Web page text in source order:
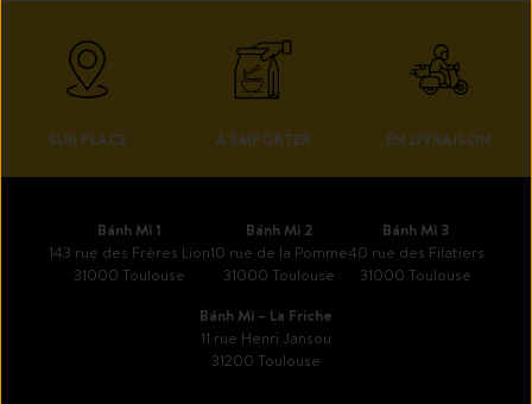
SUR PLACE À EMPORTER EN LIVRAISON
Bánh Mì 1
143 rue des Frères Lion
31000 Toulouse
Bánh Mì 2
10 rue de la Pomme
31000 Toulouse
Bánh Mì 3
40 rue des Filatiers
31000 Toulouse
Bánh Mì – La Friche
11 rue Henri Jansou
31200 Toulouse